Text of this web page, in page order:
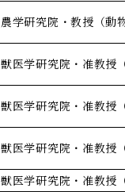
農学研究院・教授（動
獣医学研究院・准教授
獣医学研究院・准教授
獣医学研究院・准教授
獣医学研究院・准教授